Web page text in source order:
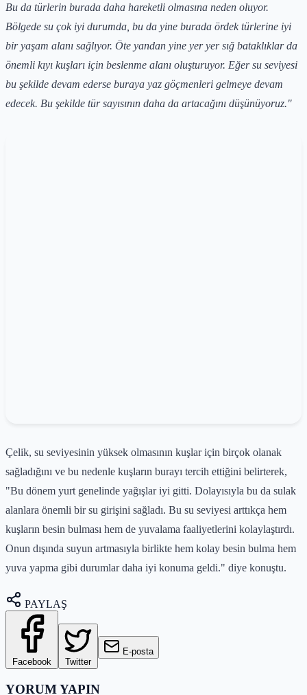
Bu da türlerin burada daha hareketli olmasına neden oluyor.
Bölgede su çok iyi durumda, bu da yine burada ördek türlerine iyi
bir yaşam alanı sağlıyor. Öte yandan yine yer yer sığ bataklıklar da
önemli kıyı kuşları için beslenme alanı oluşturuyor. Eğer su seviyesi
bu şekilde devam ederse buraya yaz göçmenleri gelmeye devam
edecek. Bu şekilde tür sayısının daha da artacağını düşünüyoruz."
Çelik, su seviyesinin yüksek olmasının kuşlar için birçok olanak
sağladığını ve bu nedenle kuşların burayı tercih ettiğini belirterek,
"Bu dönem yurt genelinde yağışlar iyi gitti. Dolayısıyla bu da sulak
alanlara önemli bir su girişini sağladı. Bu su seviyesi arttıkça hem
kuşların besin bulması hem de yuvalama faaliyetlerini kolaylaştırdı.
Onun dışında suyun artmasıyla birlikte hem kolay besin bulma hem
yuva yapma gibi durumlar daha iyi konuma geldi." diye konuştu.
PAYLAŞ
Facebook Twitter
E-posta
YORUM YAPIN